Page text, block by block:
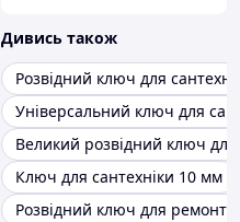
Дивись також
Розвідний ключ для
Універсальний ключ для
Великий розвідний ключ для
Ключ для сантехніки 10 мм
Розвідний ключ для ремонту